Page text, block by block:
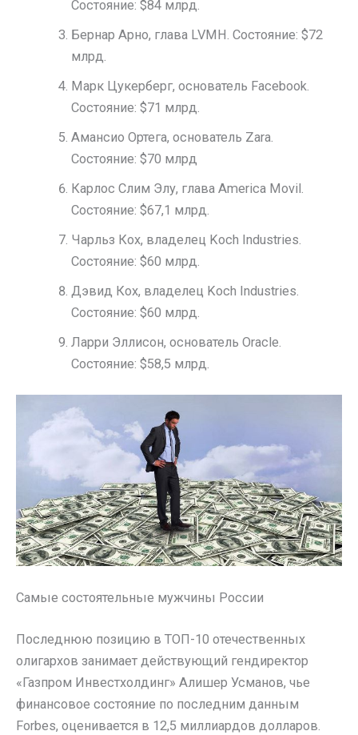
Состояние: $84 млрд.
Бернар Арно, глава LVMH. Состояние: $72
млрд.
Марк Цукерберг, основатель Facebook.
Состояние: $71 млрд.
Амансио Ортега, основатель Zara.
Состояние: $70 млрд
Карлос Слим Элу, глава America Movil.
Состояние: $67,1 млрд.
Чарльз Кох, владелец Koch Industries.
Состояние: $60 млрд.
Дэвид Кох, владелец Koch Industries.
Состояние: $60 млрд.
Ларри Эллисон, основатель Oracle.
Состояние: $58,5 млрд.
Самые состоятельные мужчины России
Последнюю позицию в ТОП-10 отечественных
олигархов занимает действующий гендиректор
«Газпром Инвестхолдинг» Алишер Усманов, чье
финансовое состояние по последним данным
Forbes, оценивается в 12,5 миллиардов долларов.